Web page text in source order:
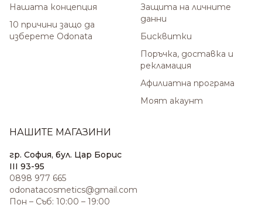
Нашата концепция
10 причини защо да
изберете Odonata
Защита на личните
данни
Бисквитки
Поръчка, доставка и
рекламация
Афилиатна програма
Моят акаунт
НАШИТЕ МАГАЗИНИ
гр. София, бул. Цар Борис
III 93-95
0898 977 665
odonatacosmetics@gmail.com
Пон – Съб: 10:00 – 19:00